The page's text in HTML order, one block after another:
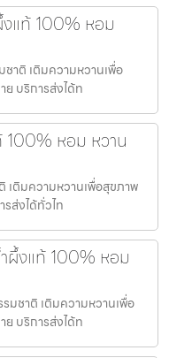
แท้ 100% หอม
าติ เติมความหวานเพื่อ
บริการส่งได้ท
100% หอม หวาน
เติมความหวานเพื่อสุขภาพ
ส่งได้ทั่วไท
ผึ้งแท้ 100% หอม
มชาติ เติมความหวานเพื่อ
บริการส่งได้ท